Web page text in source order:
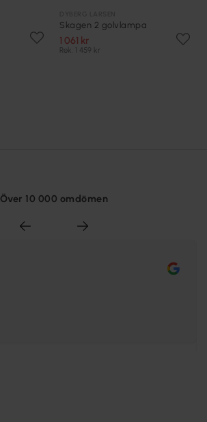
Skagen 2 golvlampa
1 061 kr
Rek. 1 459 kr
Över 10 000 omdömen